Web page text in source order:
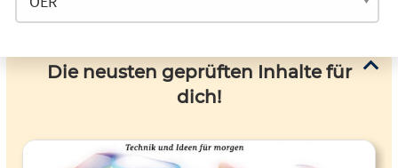
Die neusten geprüften Inhalte für
dich!